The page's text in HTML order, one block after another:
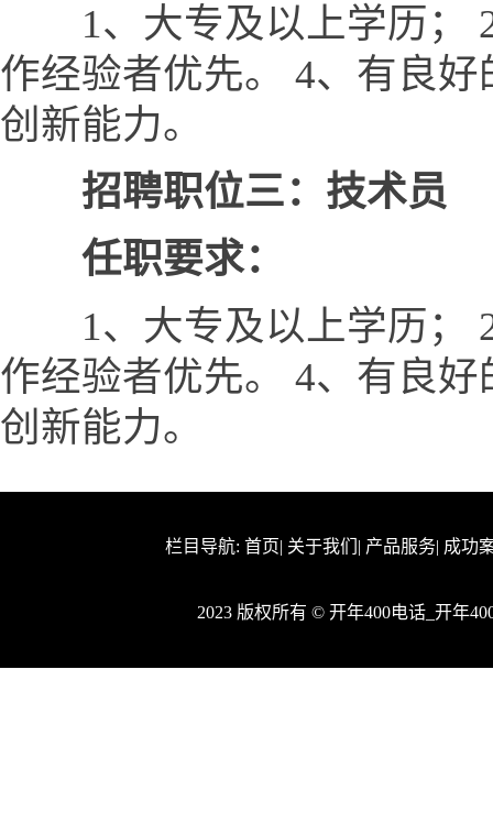
1、大专及以上学历； 2
作经验者优先。 4、有良
创新能力。
招聘职位三：技术员
任职要求：
1、大专及以上学历； 2
作经验者优先。 4、有良
创新能力。
栏目导航: 首页| 关于我们 | 产品服务| 成功
2023 版权所有 © 开年400电话_开年